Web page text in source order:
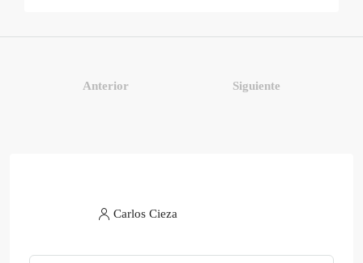
Anterior Siguiente
Carlos Cieza